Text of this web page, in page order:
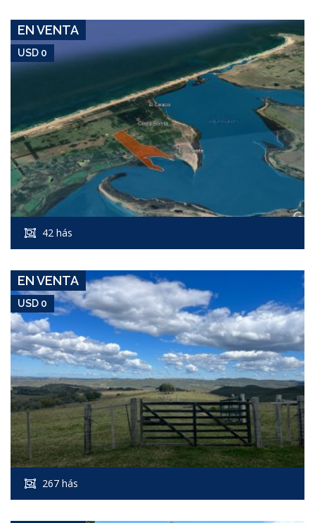
EN VENTA
USD 0
42 hás
USD 0
Campo #6673
EN VENTA
USD 0
267 hás
USD 0
Campo #8343